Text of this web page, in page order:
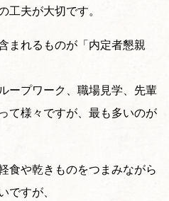
夫が大切です。
まれるものが「内定者懇親
ープワーク、職場見学、先輩
て様々ですが、最も多いのが
食や乾きものをつまみながら
すが、